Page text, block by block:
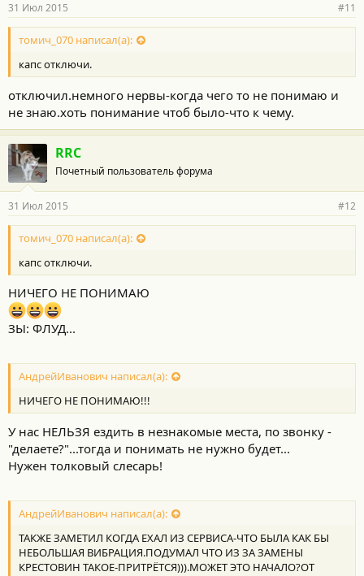
н
о
с
и
:
31 Июл 2015 #11
томич_070 написал(а):
капс отключи.
отключил.немного нервы-когда чего то не понимаю и
не знаю.хоть понимание чтоб было-что к чему.
RRC
Почетный пользователь форума
31 Июл 2015 #12
томич_070 написал(а):
капс отключи.
НИЧЕГО НЕ ПОНИМАЮ
ЗЫ: ФЛУД...
АндрейИванович написал(а):
НИЧЕГО НЕ ПОНИМАЮ!!!
У нас НЕЛЬЗЯ ездить в незнакомые места, по звонку -
"делаете?"...тогда и понимать не нужно будет...
Нужен толковый слесарь!
АндрейИванович написал(а):
ТАКЖЕ ЗАМЕТИЛ КОГДА ЕХАЛ ИЗ СЕРВИСА-ЧТО БЫЛА КАК БЫ
НЕБОЛЬШАЯ ВИБРАЦИЯ.ПОДУМАЛ ЧТО ИЗ ЗА ЗАМЕНЫ
КРЕСТОВИН ТАКОЕ-ПРИТРЁТСЯ))).МОЖЕТ ЭТО НАЧАЛО?ОТ